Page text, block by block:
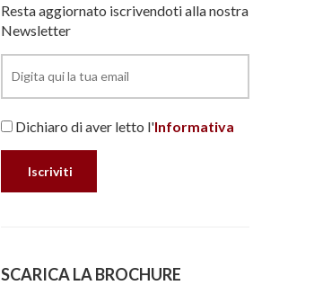
Resta aggiornato iscrivendoti alla nostra
Newsletter
Dichiaro di aver letto l'Informativa
SCARICA LA BROCHURE